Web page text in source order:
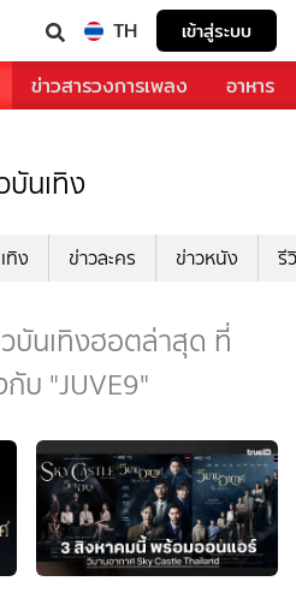
TH เข้าสู่ระบบ
ข่าวสารวงการเพลง อาหาร
บันเทิง
ทิง ข่าวละคร ข่าวหนัง รี
บันเทิงฮอตล่าสุด ที่
กับ "JUVE9"